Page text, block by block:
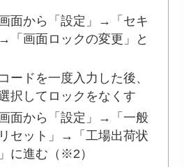
面から「設定」→「セキ
「画面ロックの変更」と
ードを一度入力した後、
択してロックをなくす
面から「設定」→「一般
セット」→「工場出荷状
に進む（※2）